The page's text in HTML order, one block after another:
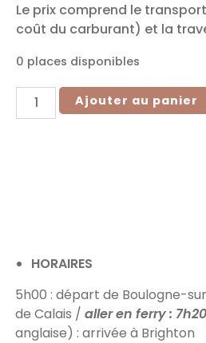
Le prix comprend le
coût du carburant) et la
0 places disponibles
Ajouter au panier
HORAIRES
5h00 : départ de Boulogne-
de Calais / aller en ferry :
anglaise) : arrivée à Brighton